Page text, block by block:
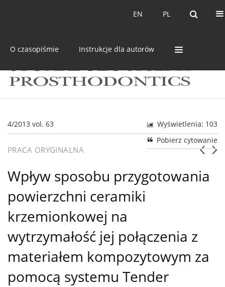
PL
EN PL
EN
O czasopiśmie Instrukcje dla autorów
4/2013 vol. 63
Wyświetlenia: 103
Pobierz cytowanie
PRACA ORYGINALNA
Wpływ sposobu przygotowania
powierzchni ceramiki
krzemionkowej na
wytrzymałość jej połączenia z
materiałem kompozytowym za
pomocą systemu Tender